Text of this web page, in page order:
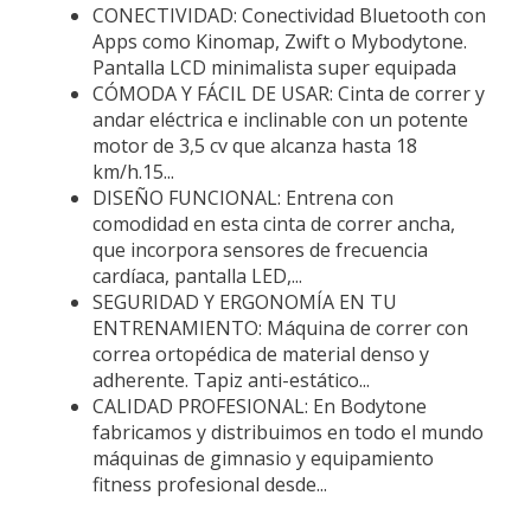
CONECTIVIDAD: Conectividad Bluetooth con
Apps como Kinomap, Zwift o Mybodytone.
Pantalla LCD minimalista super equipada
CÓMODA Y FÁCIL DE USAR: Cinta de correr y
andar eléctrica e inclinable con un potente
motor de 3,5 cv que alcanza hasta 18
km/h.15...
DISEÑO FUNCIONAL: Entrena con
comodidad en esta cinta de correr ancha,
que incorpora sensores de frecuencia
cardíaca, pantalla LED,...
SEGURIDAD Y ERGONOMÍA EN TU
ENTRENAMIENTO: Máquina de correr con
correa ortopédica de material denso y
adherente. Tapiz anti-estático...
CALIDAD PROFESIONAL: En Bodytone
fabricamos y distribuimos en todo el mundo
máquinas de gimnasio y equipamiento
fitness profesional desde...